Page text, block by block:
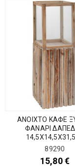
ΑΝΟΙΧΤΟ ΚΑΦΕ
ΦΑΝΑΡΙ
89290
15,80€